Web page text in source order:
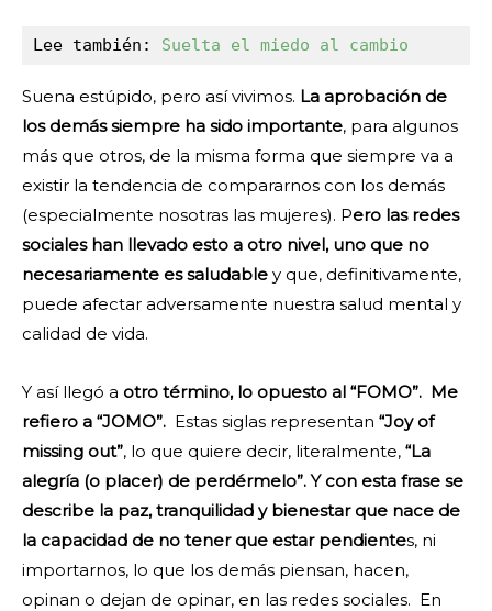
Lee también: Suelta el miedo al cambio
Suena estúpido, pero así vivimos. La aprobación de
los demás siempre ha sido importante, para algunos
más que otros, de la misma forma que siempre va a
existir la tendencia de compararnos con los demás
(especialmente nosotras las mujeres). Pero las redes
sociales han llevado esto a otro nivel, uno que no
necesariamente es saludable y que, definitivamente,
puede afectar adversamente nuestra salud mental y
calidad de vida.
Y así llegó a otro término, lo opuesto al “FOMO”. Me
refiero a “JOMO”. Estas siglas representan “Joy of
missing out”, lo que quiere decir, literalmente, “La
alegría (o placer) de perdérmelo”. Y con esta frase se
describe la paz, tranquilidad y bienestar que nace de
la capacidad de no tener que estar pendientes, ni
importarnos, lo que los demás piensan, hacen,
opinan o dejan de opinar, en las redes sociales. En